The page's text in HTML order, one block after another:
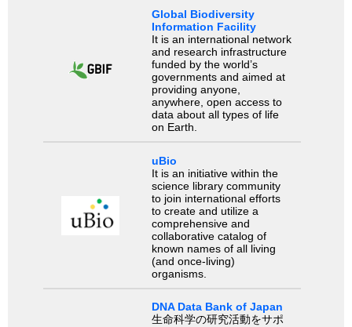
Global Biodiversity
Information Facility
It is an international network
and research infrastructure
funded by the world’s
governments and aimed at
providing anyone,
anywhere, open access to
data about all types of life
on Earth.
uBio
It is an initiative within the
science library community
to join international efforts
to create and utilize a
comprehensive and
collaborative catalog of
known names of all living
(and once-living)
organisms.
DNA Data Bank of Japan
生命科学の研究活動をサポ